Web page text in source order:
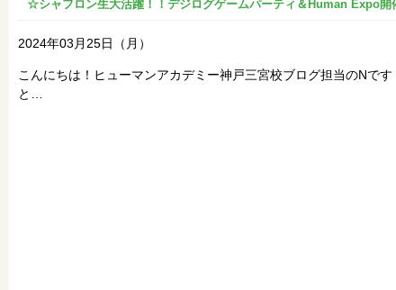
☆シャフロン生大活躍！！デジログゲームパーティ＆Human Expo
2024年03月25日（月）
こんにちは！ヒューマンアカデミー神戸三宮校ブログ担当のNで
と…